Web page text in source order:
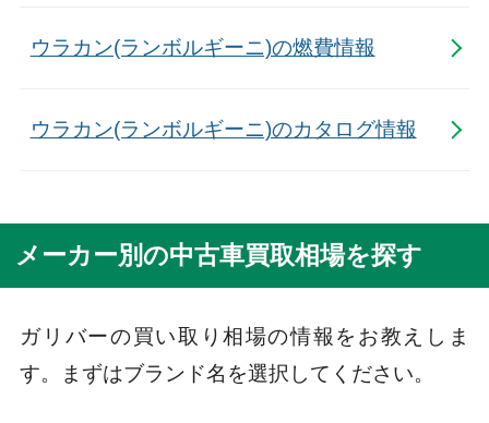
ウラカン(ランボルギーニ)の燃費情報
ウラカン(ランボルギーニ)のカタログ情報
メーカー別の中古車買取相場を探す
ガリバーの買い取り相場の情報をお教えしま
す。まずはブランド名を選択してください。